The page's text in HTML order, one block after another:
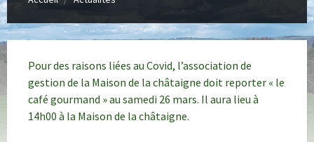
Pour des raisons liées au Covid, l’association de
gestion de la Maison de la châtaigne doit reporter « le
café gourmand » au samedi 26 mars. Il aura lieu à
14h00 à la Maison de la châtaigne.